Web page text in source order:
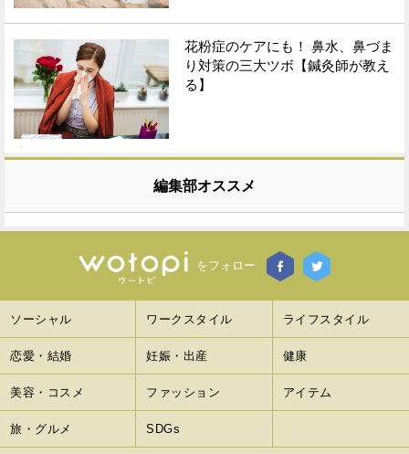
花粉症のケアにも！ 鼻水、鼻づま
り対策の三大ツボ【鍼灸師が教え
る】
編集部オススメ
をフォロー
ソーシャル ワークスタイル ライフスタイル
恋愛・結婚 妊娠・出産 健康
美容・コスメ ファッション アイテム
旅・グルメ SDGs